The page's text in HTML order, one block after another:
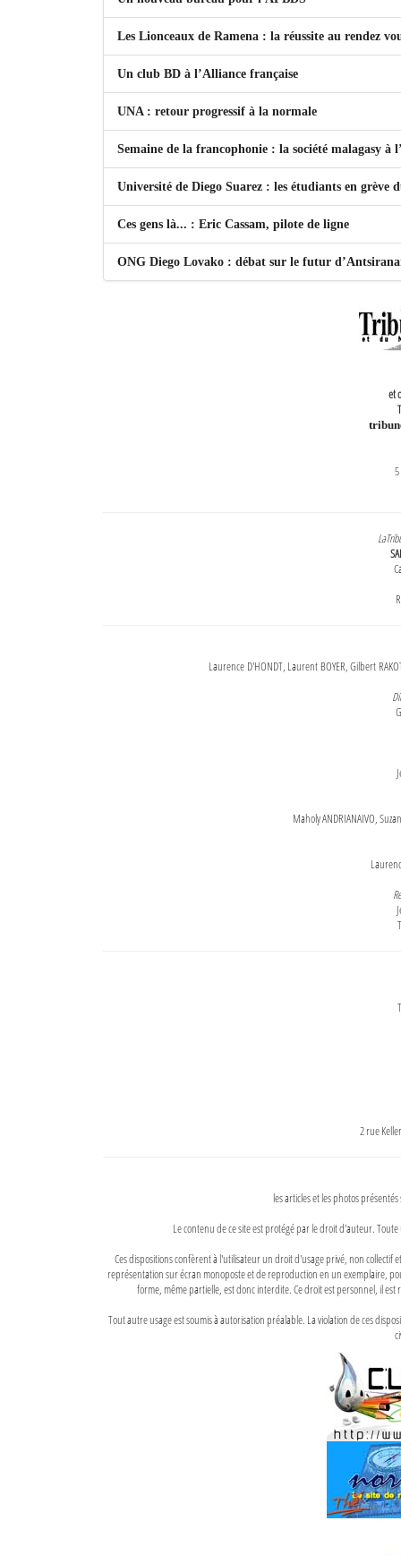
Les Lionceaux de Ramena : la réussite au rendez
Un club BD à l’Alliance française
UNA : retour progressif à la normale
Semaine de la francophonie : la société malagasy à
Université de Diego Suarez : les étudiants en grève
Ces gens là... : Eric Cassam, pilote de ligne
ONG Diego Lovako : débat sur le futur
et
Laurence D'HONDT, Laurent BOYER, Gilbert
Maholy ANDRIANAIVO,
2 rue
les articles et les photos
Le contenu de ce site est protégé par le droit d'auteur.
Ces dispositions confèrent à l'utilisateur un droit d'usage privé, non
représentation sur écran monoposte et de reproduction en un exemplaire,
forme, même partielle, est donc interdite. Ce droit est personnel, il
Tout autre usage est soumis à autorisation préalable. La violation de ces